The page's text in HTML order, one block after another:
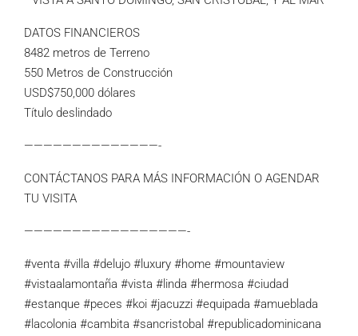
DATOS FINANCIEROS
8482 metros de Terreno
550 Metros de Construcción
USD$750,000 dólares
Título deslindado
——————————————-
CONTÁCTANOS PARA MÁS INFORMACIÓN O AGENDAR
TU VISITA
—————————————————-
#venta #villa #delujo #luxury #home #mountaview
#vistaalamontaña #vista #linda #hermosa #ciudad
#estanque #peces #koi #jacuzzi #equipada #amueblada
#lacolonia #cambita #sancristobal #republicadominicana